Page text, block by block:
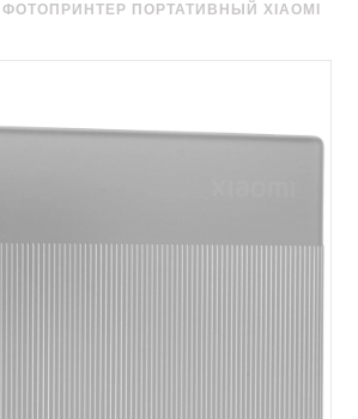
|ФОТОПРИНТЕР ПОРТАТИВНЫЙ XIAOMI